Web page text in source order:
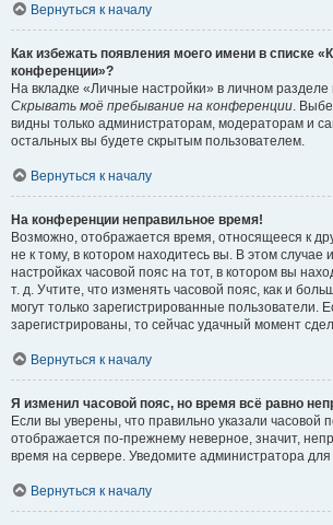
Вернуться к началу
Как избежать появления моего имени в списке
конференции»?
На вкладке «Личные настройки» в личном
Скрывать моё пребывание на конференции .
видны только администраторам, модераторам и
остальных вы будете скрытым пользователем.
Вернуться к началу
На конференции неправильное время!
Возможно, отображается время, относящееся к
не к тому, в котором находитесь вы. В этом случае
настройках часовой пояс на тот, в котором вы
т. д. Учтите, что изменять часовой пояс, как и
могут только зарегистрированные пользователи.
зарегистрированы, то сейчас удачный момент
Вернуться к началу
Я изменил часовой пояс, но время всё равно
Если вы уверены, что правильно указали часовой
отображается по-прежнему неверное, значит,
время на сервере. Уведомите администратора
Вернуться к началу